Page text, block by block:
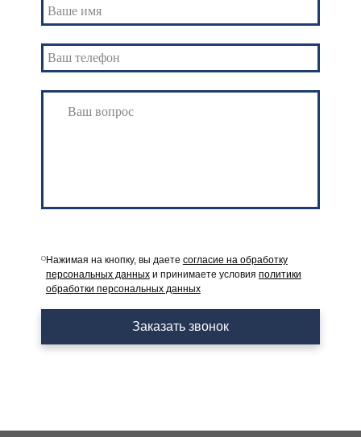
Нажимая на кнопку, вы даете согласие на обработку
персональных данныхи принимаете условия политики
обработки персональных данных
Заказать звонок